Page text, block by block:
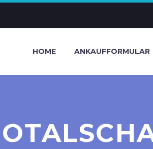
HOME ANKAUFFORMULAR